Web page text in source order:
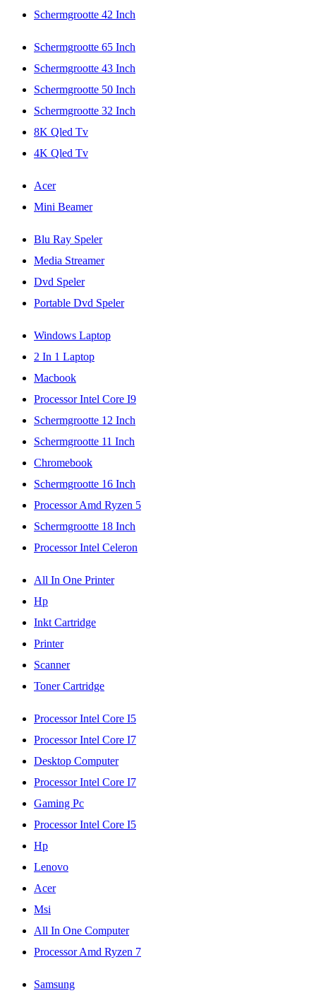
Schermgrootte 42 Inch
Schermgrootte 65 Inch
Schermgrootte 43 Inch
Schermgrootte 50 Inch
Schermgrootte 32 Inch
8K Qled Tv
4K Qled Tv
Acer
Mini Beamer
Blu Ray Speler
Media Streamer
Dvd Speler
Portable Dvd Speler
Windows Laptop
2 In 1 Laptop
Macbook
Processor Intel Core I9
Schermgrootte 12 Inch
Schermgrootte 11 Inch
Chromebook
Schermgrootte 16 Inch
Processor Amd Ryzen 5
Schermgrootte 18 Inch
Processor Intel Celeron
All In One Printer
Hp
Inkt Cartridge
Printer
Scanner
Toner Cartridge
Processor Intel Core I5
Processor Intel Core I7
Desktop Computer
Processor Intel Core I7
Gaming Pc
Processor Intel Core I5
Hp
Lenovo
Acer
Msi
All In One Computer
Processor Amd Ryzen 7
Samsung